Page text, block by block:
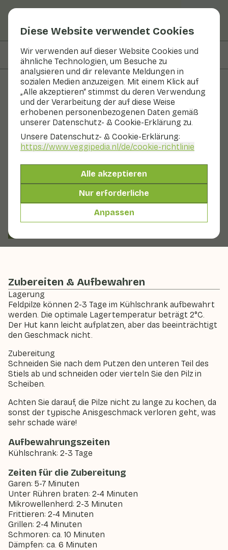
Diese Website verwendet Cookies
Wir verwenden auf dieser Website Cookies und
ähnliche Technologien, um Besuche zu
analysieren und dir relevante Meldungen in
sozialen Medien anzuzeigen. Mit einem Klick auf
„Alle akzeptieren“ stimmst du deren Verwendung
und der Verarbeitung der auf diese Weise
erhobenen personenbezogenen Daten gemäß
unserer Datenschutz- & Cookie-Erklärung zu.
Unsere Datenschutz- & Cookie-Erklärung:
https://www.veggipedia.nl/de/cookie-richtlinie
Alle akzeptieren
Nur erforderliche
Anpassen
Auf dieser Seite Rezepte mit
Obst und Gemüse
Feldpilz
In Saison Gemüse Kühlschrank
Geschmacks und Geruchs auch Anispilz genannt. Er ist
eine der größten essbaren Pilzarten, die es gibt. Die
Farbe des Hutes ist blassgelb. Der Stiel ist länger als der
Stiel des weißen Champignons und der Hut kleiner,
aber höher.
Zubereiten & Aufbewahren
Lagerung
Feldpilze können 2-3 Tage im Kühlschrank aufbewahrt
werden. Die optimale Lagertemperatur beträgt 2°C.
Der Hut kann leicht aufplatzen, aber das beeinträchtigt
den Geschmack nicht.
Zubereitung
Schneiden Sie nach dem Putzen den unteren Teil des
Stiels ab und schneiden oder vierteln Sie den Pilz in
Scheiben.
Achten Sie darauf, die Pilze nicht zu lange zu kochen, da
sonst der typische Anisgeschmack verloren geht, was
sehr schade wäre!
Aufbewahrungszeiten
Kühlschrank: 2-3 Tage
Zeiten für die Zubereitung
Garen: 5-7 Minuten
Unter Rühren braten: 2-4 Minuten
Mikrowellenherd: 2-3 Minuten
Frittieren: 2-4 Minuten
Grillen: 2-4 Minuten
Schmoren: ca. 10 Minuten
Dämpfen: ca. 6 Minuten